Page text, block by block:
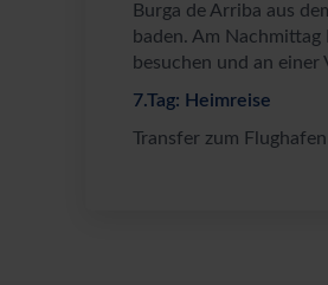
Burga de Arriba aus
baden. Am
besuchen und an
7.Tag: Heimreise
Transfer zum